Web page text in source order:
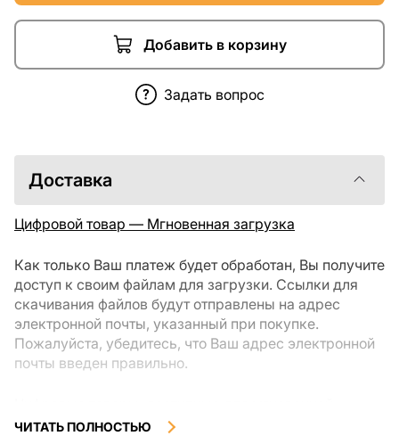
Добавить в корзину
Задать вопрос
Доставка
Цифровой товар — Мгновенная загрузка
Как только Ваш платеж будет обработан, Вы получите
доступ к своим файлам для загрузки. Ссылки для
скачивания файлов будут отправлены на адрес
электронной почты, указанный при покупке.
Пожалуйста, убедитесь, что Ваш адрес электронной
почты введен правильно.
загрузки, не подлежат возврату или обмену после их
ЧИТАТЬ ПОЛНОСТЬЮ